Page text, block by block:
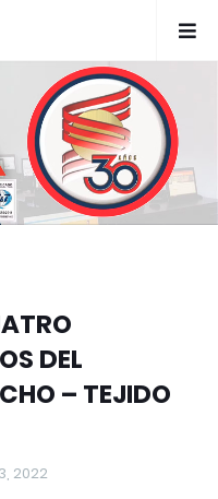
DEL
– TEJIDO
2022